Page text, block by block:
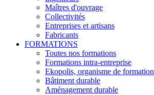
Maîtres d'ouvrage
Collectivités
Entreprises et artisans
Fabricants
FORMATIONS
Toutes nos formations
Formations intra-entreprise
Ekopolis, organisme de formation
Bâtiment durable
Aménagement durable